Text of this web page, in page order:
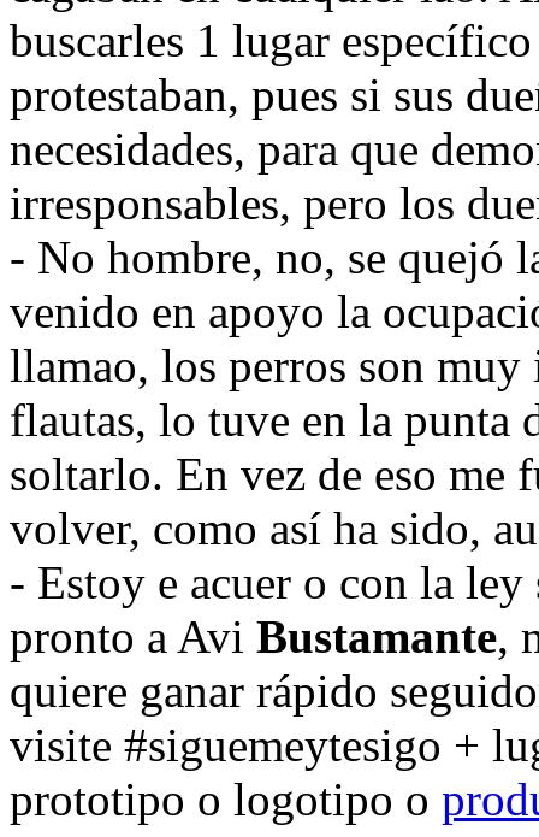
buscarles 1 lugar
protestaban, pues si sus
necesidades, para que
irresponsables, pero los
- No hombre, no, se quejó
venido en apoyo la
llamao, los perros son
flautas, lo tuve en la punta
soltarlo. En vez de eso me
volver, como así ha sido,
- Estoy e acuer o con la
pronto a Avi Bustamante,
quiere ganar rápido
visite #siguemeytesigo +
prototipo o logotipo o